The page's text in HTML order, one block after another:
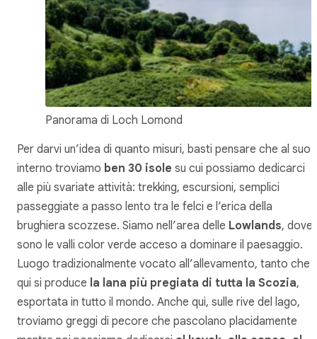
Panorama di Loch Lomond
Per darvi un’idea di quanto misuri, basti pensare che al suo
interno troviamo ben 30 isole su cui possiamo dedicarci
alle più svariate attività: trekking, escursioni, semplici
passeggiate a passo lento tra le felci e l’erica della
brughiera scozzese. Siamo nell’area delle Lowlands, dove
sono le valli color verde acceso a dominare il paesaggio.
Luogo tradizionalmente vocato all’allevamento, tanto che
qui si produce la lana più pregiata di tutta la Scozia,
esportata in tutto il mondo. Anche qui, sulle rive del lago,
troviamo greggi di pecore che pascolano placidamente